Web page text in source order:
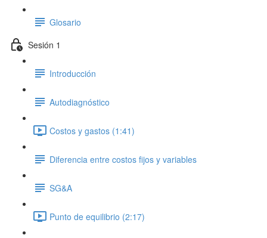
Glosario
Sesión 1
Introducción
Autodiagnóstico
Costos y gastos (1:41)
Diferencia entre costos fijos y variables
SG&A
Punto de equilibrio (2:17)